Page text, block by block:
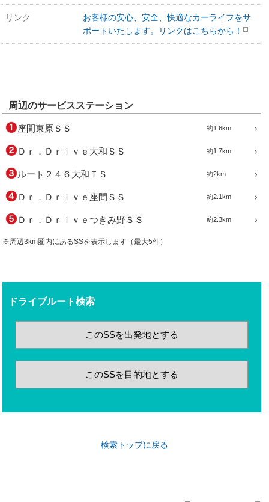
リンク
お客様の安心、安全、快適なカーライフをサ
ポートいたします。リンクはこちらから！
周辺のサービスステーション
約1.6km
座間東原ＳＳ
約1.7km
Ｄｒ．Ｄｒｉｖｅ大和ＳＳ
約2km
ルート２４６大和ＴＳ
約2.1km
Ｄｒ．Ｄｒｉｖｅ座間ＳＳ
約2.3km
Ｄｒ．Ｄｒｉｖｅつきみ野ＳＳ
※周辺3km圏内にあるSSを表示します（最大5件）
ドライブルート検索
このSSを出発地とする
このSSを目的地とする
検索トップに戻る